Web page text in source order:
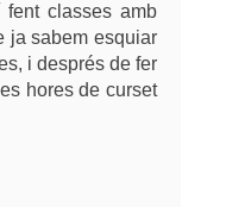
fent classes amb
ja sabem esquiar
i després de fer
hores de curset
1r dia d'esquí!!!!!